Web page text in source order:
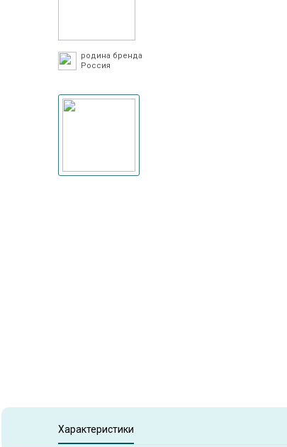
родина бренда
Россия
Характеристики